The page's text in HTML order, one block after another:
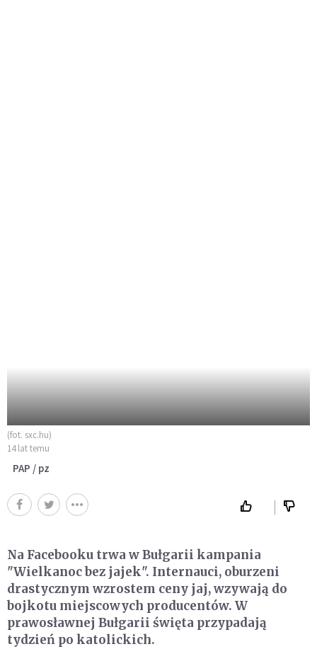
(fot. sxc.hu)
14 lat temu
PAP / pz
Na Facebooku trwa w Bułgarii kampania
"Wielkanoc bez jajek". Internauci, oburzeni
drastycznym wzrostem ceny jaj, wzywają do
bojkotu miejscowych producentów. W
prawosławnej Bułgarii święta przypadają
tydzień po katolickich.